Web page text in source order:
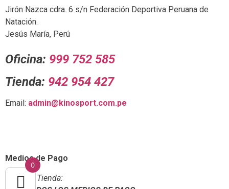
Jirón Nazca cdra. 6 s/n Federación Deportiva Peruana de
Natación.
Jesús María, Perú
Oficina: 999 752 585
Tienda: 942 954 427
Email: admin@kinosport.com.pe
Medios de Pago
En Tienda:
0